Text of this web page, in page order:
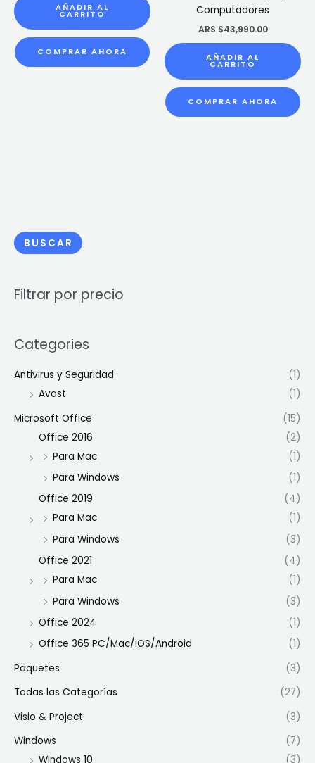
BUSCAR
Filtrar por precio
Categories
Antivirus y Seguridad
(1)
Avast
(1)
Microsoft Office
(15)
Office 2016
(2)
Para Mac
(1)
Para Windows
(1)
Office 2019
(4)
Para Mac
(1)
Para Windows
(3)
Office 2021
(4)
Para Mac
(1)
Para Windows
(3)
Office 2024
(1)
Office 365 PC/Mac/iOS/Android
(1)
Paquetes
(3)
Todas las Categorías
(27)
Visio & Project
(3)
Windows
(7)
Windows 10
(3)
AÑADIR AL
CARRITO
COMPRAR AHORA
Computadores
ARS $43,990.00
AÑADIR AL
CARRITO
COMPRAR AHORA